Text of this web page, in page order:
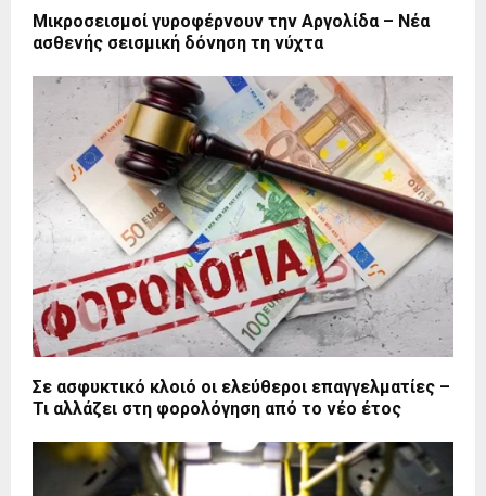
Μικροσεισμοί γυροφέρνουν την Αργολίδα – Νέα
ασθενής σεισμική δόνηση τη νύχτα
Σε ασφυκτικό κλοιό οι ελεύθεροι επαγγελματίες –
Τι αλλάζει στη φορολόγηση από το νέο έτος